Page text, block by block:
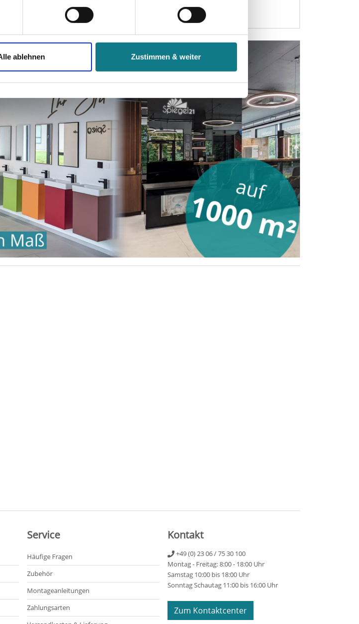
in die Verarbeitung Ihrer personenbezogenen Daten zu den
ablehnen Zustimmen & weiter
Service
Häufige Fragen
Zubehör
Montageanleitungen
Zahlungsarten
Kontakt
+49 (0) 23 06 / 75 30 100
Montag - Freitag: 8:00 - 18:00 Uhr
Samstag 10:00 bis 18:00 Uhr
Sonntag Schautag 11:00 bis 16:00 Uhr
Zum Kontaktcenter